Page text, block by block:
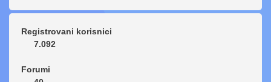
Registrovani korisnici
7.092
Forumi